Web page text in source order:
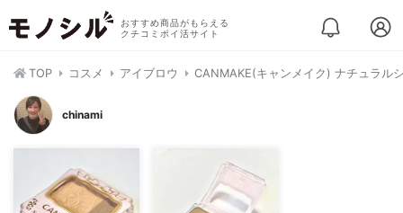
おすすめ商品がもらえる
クチコミポイ活サイト
TOP コスメ アイブロウ CANMAKE(キャンメイク) ナチュラル
chinami